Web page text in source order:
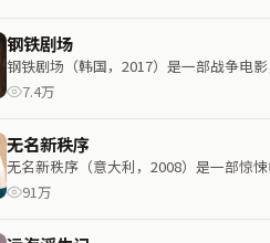
钢铁剧场
钢铁剧场（韩国，2017）是一部战争电
7.4万
无名新秩序
无名新秩序（意大利，2008）是一部惊
91万